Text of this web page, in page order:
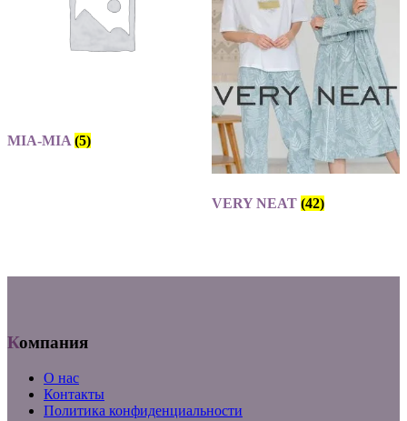
MIA-MIA (5)
VERY NEAT (42)
Компания
О нас
Контакты
Политика конфиденциальности